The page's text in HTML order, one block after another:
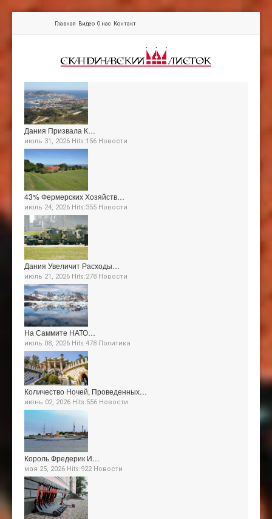
Главная Видео О нас Контакт
Дания Призвала К…
июль 31, 2026 Hits:156 Новости
43% Фермерских Хозяйств…
июль 24, 2026 Hits:355 Новости
Дания Увеличит Расходы…
июль 21, 2026 Hits:278 Новости
На Саммите НАТО…
июль 08, 2026 Hits:478 Политика
Количество Ночей, Проведенных…
июнь 02, 2026 Hits:556 Новости
Король Фредерик И…
мая 25, 2026 Hits:922 Новости